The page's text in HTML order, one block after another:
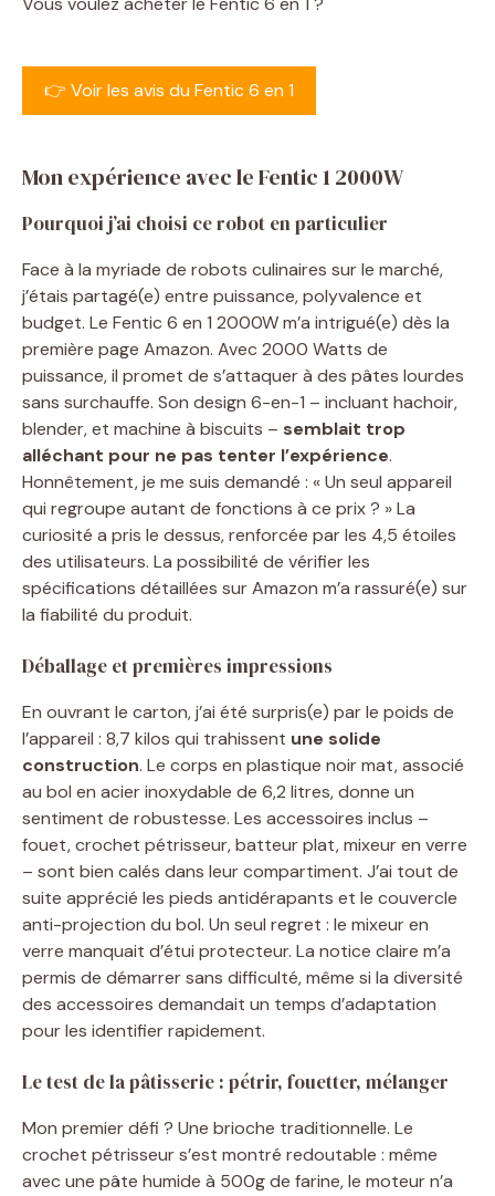
👉 Voir les avis du Fentic 6 en 1
Mon expérience avec le Fentic 1 2000W
Pourquoi j’ai choisi ce robot en particulier
Face à la myriade de robots culinaires sur le marché,
j’étais partagé(e) entre puissance, polyvalence et
budget. Le Fentic 6 en 1 2000W m’a intrigué(e) dès la
première page Amazon. Avec 2000 Watts de
puissance, il promet de s’attaquer à des pâtes lourdes
sans surchauffe. Son design 6-en-1 – incluant hachoir,
blender, et machine à biscuits – semblait trop
alléchant pour ne pas tenter l’expérience.
Honnêtement, je me suis demandé : « Un seul appareil
qui regroupe autant de fonctions à ce prix ? » La
curiosité a pris le dessus, renforcée par les 4,5 étoiles
des utilisateurs. La possibilité de vérifier les
spécifications détaillées sur Amazon m’a rassuré(e) sur
la fiabilité du produit.
Déballage et premières impressions
En ouvrant le carton, j’ai été surpris(e) par le poids de
l’appareil : 8,7 kilos qui trahissent une solide
construction. Le corps en plastique noir mat, associé
au bol en acier inoxydable de 6,2 litres, donne un
sentiment de robustesse. Les accessoires inclus –
fouet, crochet pétrisseur, batteur plat, mixeur en verre
– sont bien calés dans leur compartiment. J’ai tout de
suite apprécié les pieds antidérapants et le couvercle
anti-projection du bol. Un seul regret : le mixeur en
verre manquait d’étui protecteur. La notice claire m’a
permis de démarrer sans difficulté, même si la diversité
des accessoires demandait un temps d’adaptation
pour les identifier rapidement.
Le test de la pâtisserie : pétrir, fouetter, mélanger
Mon premier défi ? Une brioche traditionnelle. Le
crochet pétrisseur s’est montré redoutable : même
avec une pâte humide à 500g de farine, le moteur n’a